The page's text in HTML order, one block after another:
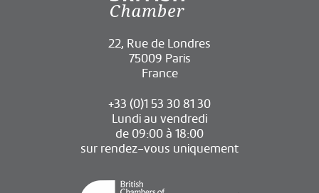
22, Rue de Londres
75009 Paris
France
+33 (0)1 53 30 81 30
Lundi au vendredi
de 09:00 à 18:00
sur rendez-vous uniquement